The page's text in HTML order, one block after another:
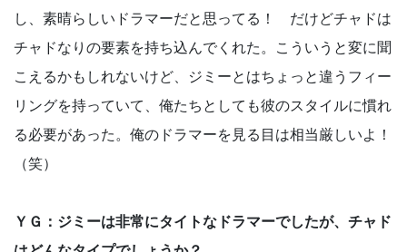
し、素晴らしいドラマーだと思ってる！ だけどチャドは
チャドなりの要素を持ち込んでくれた。こういうと変に聞
こえるかもしれないけど、ジミーとはちょっと違うフィー
リングを持っていて、俺たちとしても彼のスタイルに慣れ
る必要があった。俺のドラマーを見る目は相当厳しいよ！
（笑）
ＹＧ：ジミーは非常にタイトなドラマーでしたが、チャド